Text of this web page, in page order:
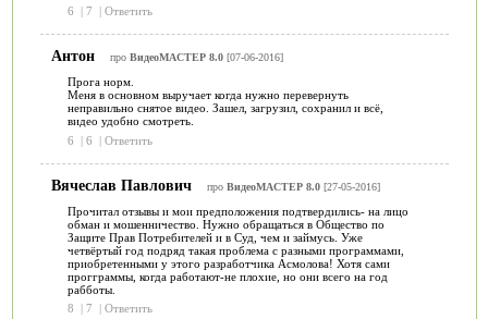
6
| 7 | Ответить
Антон про ВидеоМАСТЕР 8.0[07-06-2016]
Прога норм.
Меня в основном выручает когда нужно перевернуть
неправильно снятое видео. Зашел, загрузил, сохранил и всё,
видео удобно смотреть.
6
| 6 | Ответить
Вячеслав Павлович про ВидеоМАСТЕР 8.0[27-05-2016]
Прочитал отзывы и мои предположения подтвердились- на лицо
обман и мошенничество. Нужно обращаться в Общество по
Защите Прав Потребителей и в Суд, чем и займусь. Уже
четвёртый год подряд такая проблема с разными программами,
приобретенными у этого разработчика Асмолова! Хотя сами
прогграммы, когда работают-не плохие, но они всего на год
рабботы.
8
| 7 | Ответить